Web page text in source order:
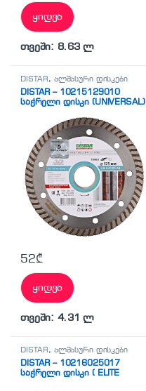
ყიდვა
თვეში: 8.63 ლ
DISTAR, ალმასური დისკები
DISTAR – 10215129010
საჭრელი დისკი (UNIVERSAL)
52₾
ყიდვა
თვეში: 4.31 ლ
DISTAR, ალმასური დისკები
DISTAR – 10216025017
საჭრელი დისკი ( ELITE